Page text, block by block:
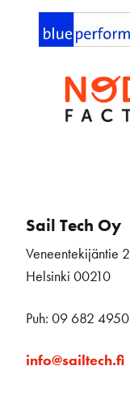
Sail Tech Oy
Veneentekijäntie 2
Helsinki 00210
Puh: 09 682 4950
info@sailtech.fi